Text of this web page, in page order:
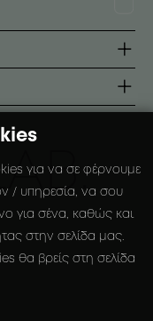
για να σε φέρνουμε
/ υπηρεσία, να σου
για σένα, καθώς και
στην σελίδα μας.
θα βρείς στη σελίδα